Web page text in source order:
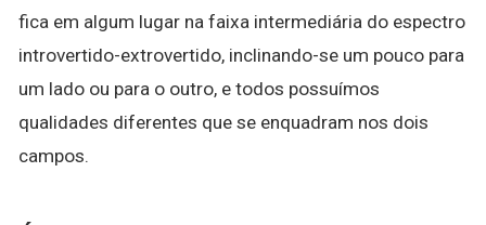
fica em algum lugar na faixa intermediária do espectro
introvertido-extrovertido, inclinando-se um pouco para
um lado ou para o outro, e todos possuímos
qualidades diferentes que se enquadram nos dois
campos.